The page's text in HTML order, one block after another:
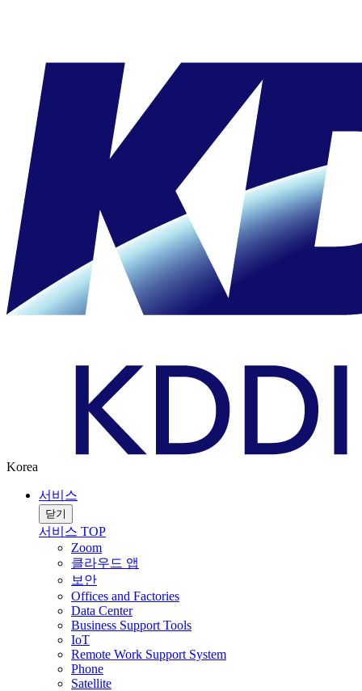
Korea
서비스
닫기
서비스 TOP
Zoom
클라우드 앱
보안
Offices and Factories
Data Center
Business Support Tools
IoT
Remote Work Support System
Phone
Satellite